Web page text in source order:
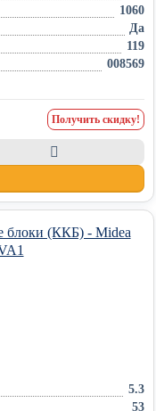
1060
Да
119
008569
Получить скидку!
5.3
53